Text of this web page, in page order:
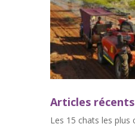
Articles récents
Les 15 chats les plus